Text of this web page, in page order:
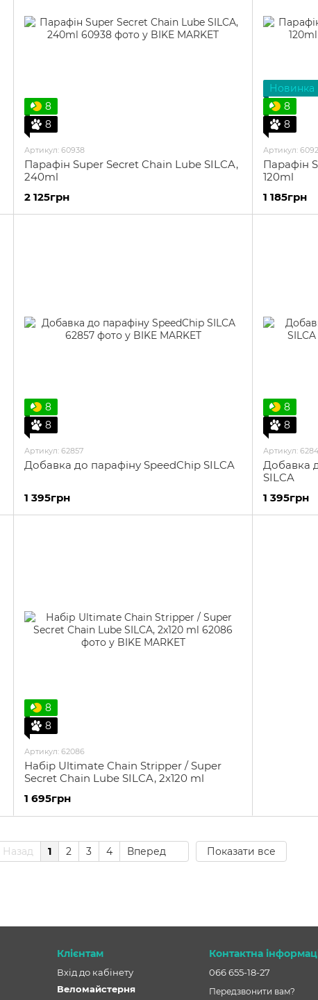
8
8
Артикул: 60938
Парафін Super Secret Chain Lube SILCA,
240ml
2 125грн
Новинка
8
8
Артикул:
Парафін
120ml
1 185грн
8
8
Артикул: 62857
Добавка до парафіну SpeedChip SILCA
1 395грн
8
8
Артикул:
Добавка
SILCA
1 395грн
8
8
Артикул: 62086
Набір Ultimate Chain Stripper / Super
Secret Chain Lube SILCA, 2х120 ml
1 695грн
Назад 1 2 3 4 Вперед Показати все
Клієнтам
Вхід до кабінету
Веломайстерня
Контактна
066 655-18-27
Передзвонити вам?